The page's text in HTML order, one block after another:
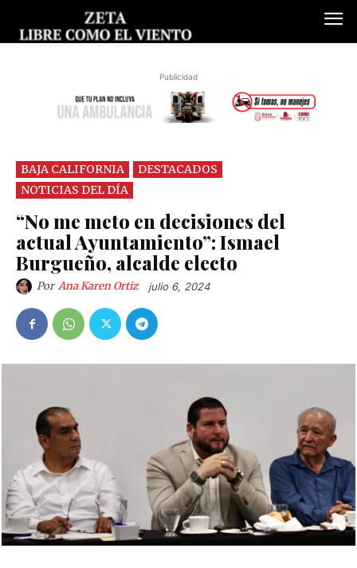
Publicidad
BAJA CALIFORNIA
DESTACADOS
NOTICIAS DEL DÍA
“No me meto en decisiones del
actual Ayuntamiento”: Ismael
Burgueño, alcalde electo
Por Ana Karen Ortiz julio 6, 2024